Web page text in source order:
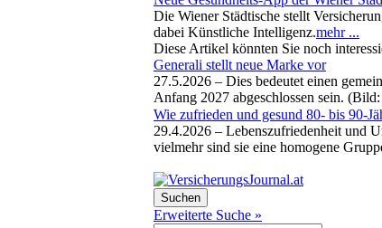
Die Wiener Städtische stellt
dabei Künstliche Intelligenz.mehr ...
Diese Artikel könnten Sie noch
Generali stellt neue Marke vor
27.5.2026 – Dies bedeutet einen
Anfang 2027 abgeschlossen sein.
Wie zufrieden und gesund 80- bis 90-
29.4.2026 – Lebenszufriedenheit und
vielmehr sind sie eine homogene
Erweiterte Suche »